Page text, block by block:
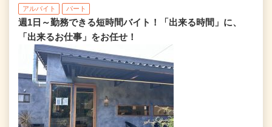
アルバイト パート
週1日～勤務できる短時間バイト！「出来る時間」に、
「出来るお仕事」をお任せ！